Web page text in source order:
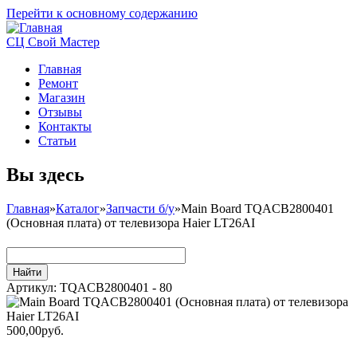
Перейти к основному содержанию
СЦ Свой Мастер
Главная
Ремонт
Магазин
Отзывы
Контакты
Статьи
Вы здесь
Главная»Каталог»Запчасти б/у»Main Board TQACB2800401
(Основная плата) от телевизора Haier LT26AI
Артикул: TQACB2800401 - 80
500,00руб.